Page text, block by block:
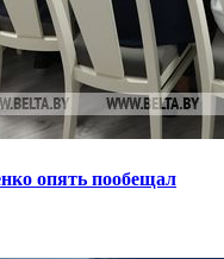
опять пообещал